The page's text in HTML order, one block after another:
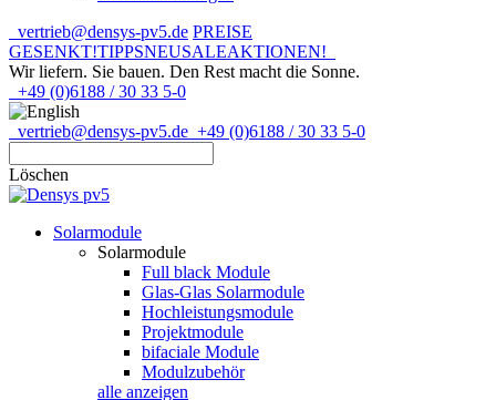
vertrieb@densys-pv5.de PREISE
GESENKT!TIPPSNEUSALEAKTIONEN!
Wir liefern. Sie bauen. Den Rest macht die Sonne.
+49 (0)6188 / 30 33 5-0
vertrieb@densys-pv5.de +49 (0)6188 / 30 33 5-0
Löschen
Solarmodule
Solarmodule
Full black Module
Glas-Glas Solarmodule
Hochleistungsmodule
Projektmodule
bifaciale Module
Modulzubehör
alle anzeigen